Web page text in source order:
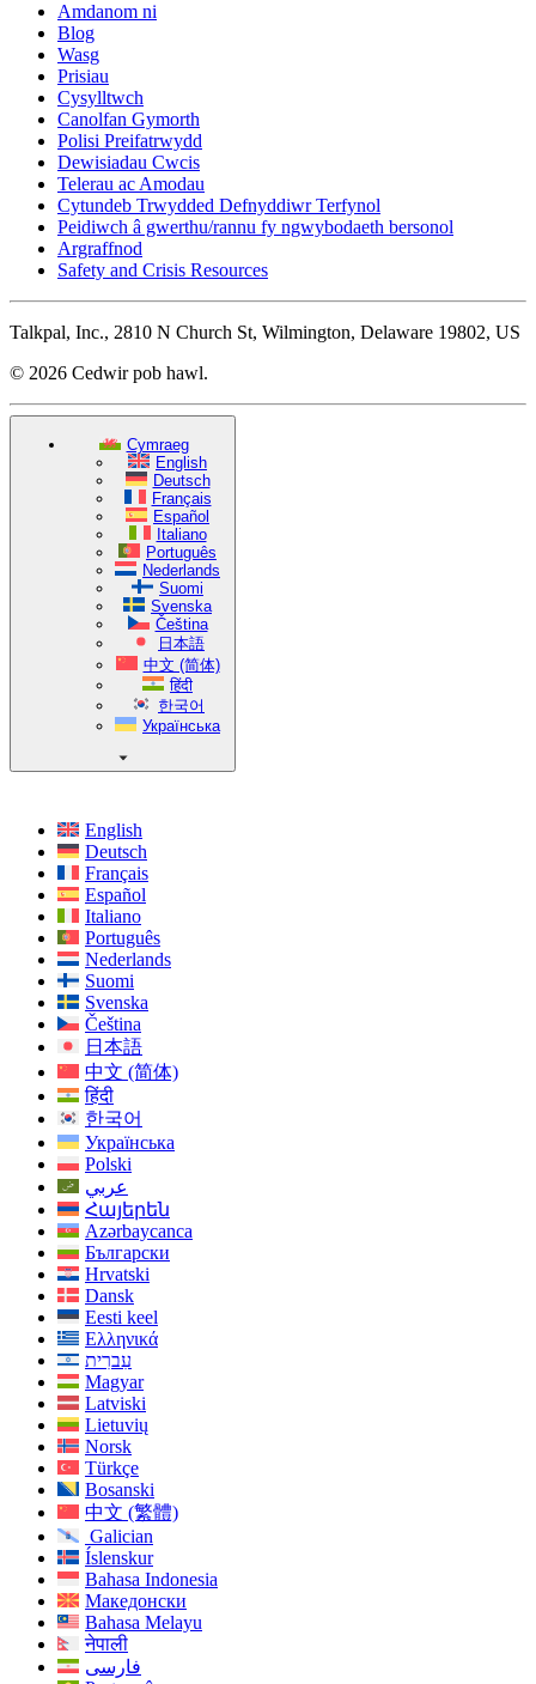
Amdanom ni
Blog
Wasg
Prisiau
Cysylltwch
Canolfan Gymorth
Polisi Preifatrwydd
Dewisiadau Cwcis
Telerau ac Amodau
Cytundeb Trwydded Defnyddiwr Terfynol
Peidiwch â gwerthu/rannu fy ngwybodaeth bersonol
Argraffnod
Safety and Crisis Resources
Talkpal, Inc., 2810 N Church St, Wilmington, Delaware 19802, US
© 2026 Cedwir pob hawl.
Cymraeg
English
Deutsch
Français
Español
Italiano
Português
Nederlands
Suomi
Svenska
Čeština
日本語
中文 (简体)
हिंदी
한국어
Українська
English
Deutsch
Français
Español
Italiano
Português
Nederlands
Suomi
Svenska
Čeština
日本語
中文 (简体)
हिंदी
한국어
Українська
Polski
عربي
Հայերեն
Azərbaycanca
Български
Hrvatski
Dansk
Eesti keel
Ελληνικά
עִברִית
Magyar
Latviski
Lietuvių
Norsk
Türkçe
Bosanski
中文 (繁體)
Galician
Íslenskur
Bahasa Indonesia
Македонски
Bahasa Melayu
नेपाली
فارسی